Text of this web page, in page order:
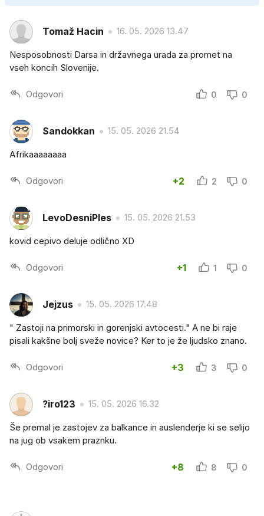
Tomaž Hacin 16. 05. 2026 13.47
Nesposobnosti Darsa in državnega urada za promet na
vseh koncih Slovenije.
Odgovori 0 0
Sandokkan 15. 05. 2026 21.54
Afrikaaaaaaaa
Odgovori +2 2 0
LevoDesniPles 15. 05. 2026 21.53
kovid cepivo deluje odlično XD
Odgovori +1 1 0
Jejzus 15. 05. 2026 17.48
" Zastoji na primorski in gorenjski avtocesti." A ne bi raje
pisali kakšne bolj sveže novice? Ker to je že ljudsko znano.
Odgovori +3 3 0
?iro123 15. 05. 2026 16.32
Še premal je zastojev za balkance in auslenderje ki se selijo
na jug ob vsakem praznku.
Odgovori +8 8 0